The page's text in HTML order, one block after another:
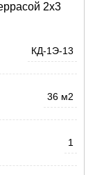
2х3
КД-1Э-13
36 м2
1